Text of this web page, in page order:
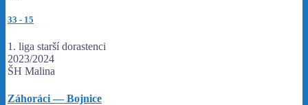
33 - 15
1. liga starší dorastenci
2023/2024
ŠH Malina
Záhoráci — Bojnice